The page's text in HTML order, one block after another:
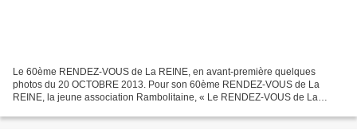
Le 60ème RENDEZ-VOUS de La REINE, en avant-première quelques
photos du 20 OCTOBRE 2013. Pour son 60ème RENDEZ-VOUS de La
REINE, la jeune association Rambolitaine, « Le RENDEZ-VOUS de La